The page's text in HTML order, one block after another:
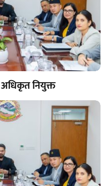
अधिकृत नियुक्त